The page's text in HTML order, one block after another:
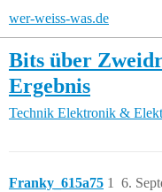
wer-weiss-was.de
Bits über
Ergebnis
Technik Elektronik &
Franky_615a75 6.
1